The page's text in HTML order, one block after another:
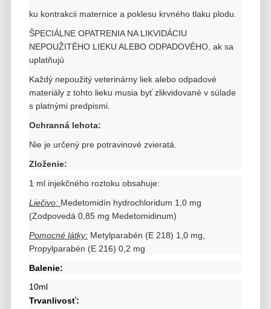
ku kontrakcii maternice a poklesu krvného tlaku plodu.
ŠPECIÁLNE OPATRENIA NA LIKVIDÁCIU
NEPOUŽITÉHO LIEKU ALEBO ODPADOVÉHO, ak sa
uplatňujú
Každý nepoužitý veterinárny liek alebo odpadové
materiály z tohto lieku musia byť zlikvidované v súlade
s platnými predpismi.
Ochranná lehota:
Nie je určený pre potravinové zvieratá.
Zloženie:
1 ml injekčného roztoku obsahuje:
Liečivo: Medetomidín hydrochloridum 1,0 mg
(Zodpovedá 0,85 mg Medetomidinum)
Pomocné látky:Metylparabén (E 218) 1,0 mg,
Propylparabén (E 216) 0,2 mg
Balenie:
10ml
Trvanlivosť: